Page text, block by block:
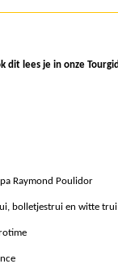
dit lees je in onze
Raymond Poulidor
bolletjestrui en witte trui